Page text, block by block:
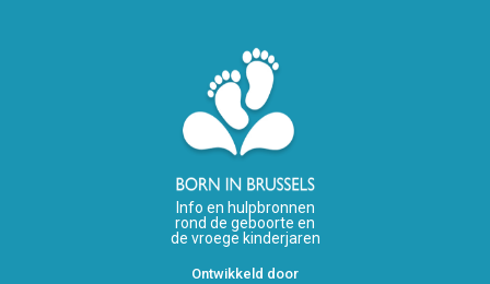
Info en hulpbronnen
rond de geboorte en
de vroege kinderjaren
Ontwikkeld door